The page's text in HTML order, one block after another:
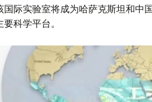
国际实验室将成为哈萨克斯坦和中
科学平台。